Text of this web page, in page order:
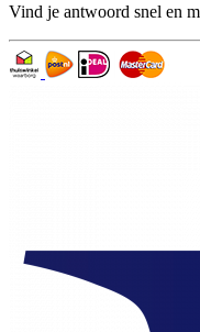
Vind je antwoord snel en